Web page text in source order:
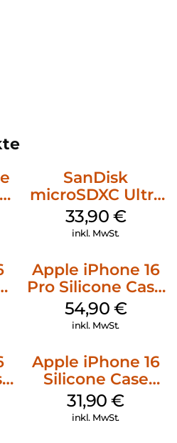
SanDisk
microSDXC Ultra
128 GB + Adapter
Mobile
33,90 €
inkl. MwSt.
Apple iPhone 16
Pro Silicone Case
MagSafe Black
54,90 €
inkl. MwSt.
Apple iPhone 16
Silicone Case
MagSafe Fuchsia
31,90€
inkl. MwSt.